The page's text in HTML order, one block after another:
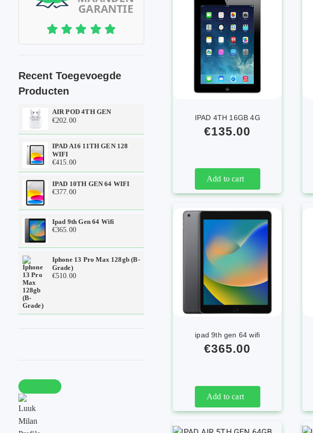
IPAD 4TH 16GB 4G
€135.00
Add to cart
ipad 9th gen 64 wifi
€365.00
Add to cart
GARANTIE
Recent Toegevoegde
Producten
AIR POD 4TH GEN
€202.00
IPAD A16 11TH GEN 128
WIFI
€415.00
IPAD 10TH GEN 64 WIFI
€377.00
Ipad 9th Gen 64 Wifi
€365.00
Iphone 13 Pro Max 128gb (b-
Grade)
€510.00